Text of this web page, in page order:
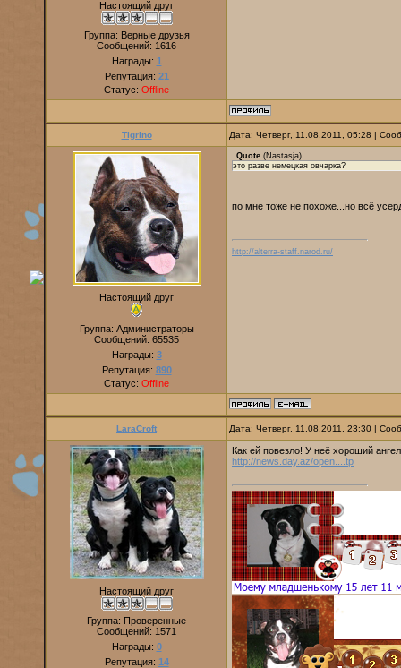
Настоящий друг
Группа: Верные друзья
Сообщений: 1616
Награды: 1
Репутация: 21
Статус: Offline
Tigrino Дата: Четверг, 11.08.2011, 05:28 |
Настоящий друг
Группа: Администраторы
Сообщений: 65535
Награды: 3
Репутация: 890
Статус: Offline
Quote (Nastasja)
это разве немецкая овчарка?
по мне тоже не похоже...но всё
http://alterra-staff.narod.ru/
LaraCroft Дата: Четверг, 11.08.2011, 23:30 |
Настоящий друг
Группа: Проверенные
Сообщений: 1571
Награды: 0
Репутация: 14
Как ей повезло! У неё хороший
http://news.day.az/open....tp